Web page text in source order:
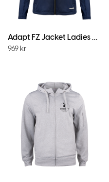
Adapt FZ Jacket Ladies Dark Navy
969 kr